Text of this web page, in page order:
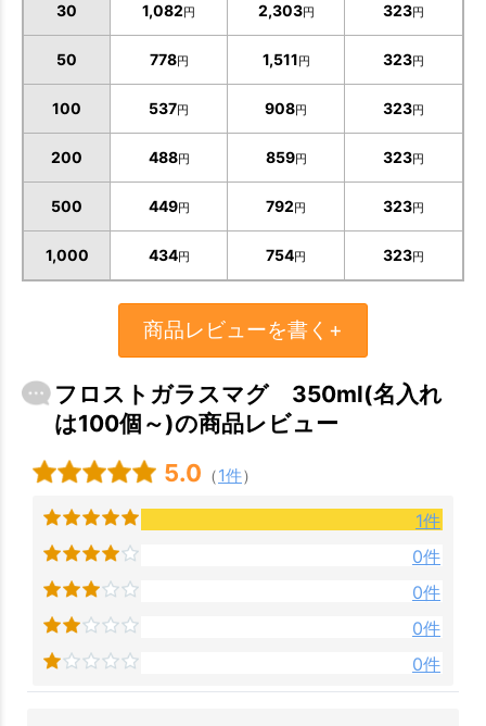
30 1,082円 2,303円 323円
50 778円 1,511円 323円
100 537円 908円 323円
200 488円 859円 323円
500 449円 792円 323円
1,000 434円 754円 323円
商品レビューを書く+
フロストガラスマグ 350ml(名入れ
は100個～)の商品レビュー
5.0 （1件）
1件
0件
0件
0件
0件